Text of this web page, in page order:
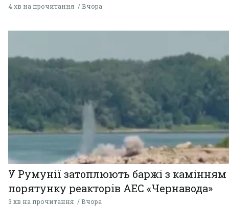
4 хв на прочитання Вчора
У Румунії затоплюють баржі з
порятунку реакторів АЕС «Чернавода»
3 хв на прочитання Вчора